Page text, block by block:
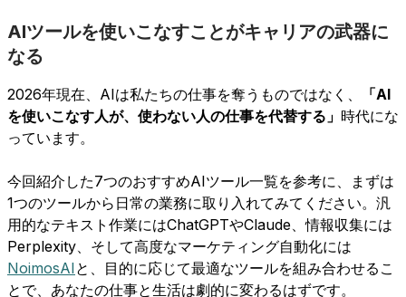
AIツールを使いこなすことがキャリアの武器に
なる
2026年現在、AIは私たちの仕事を奪うものではなく、
「AI
を使いこなす人が、使わない人の仕事を代替する」 時代にな
っています。
今回紹介した7つのおすすめAIツール一覧を参考に、まずは
1つのツールから日常の業務に取り入れてみてください。汎
用的なテキスト作業にはChatGPTやClaude、情報収集には
Perplexity、そして高度なマーケティング自動化には
NoimosAIと、目的に応じて最適なツールを組み合わせるこ
とで、あなたの仕事と生活は劇的に変わるはずです。